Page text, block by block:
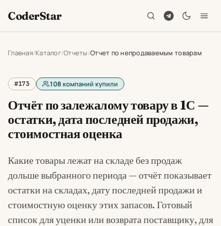
CoderStar
Главная Каталог Отчеты Отчет по непродаваемым товарам
#173 108компаний купили
Отчёт по залежалому товару в 1С —
остатки, дата последней продажи,
стоимостная оценка
Какие товары лежат на складе без продаж
дольше выбранного периода — отчёт показывает
остатки на складах, дату последней продажи и
стоимостную оценку этих запасов. Готовый
список для уценки или возврата поставщику, для